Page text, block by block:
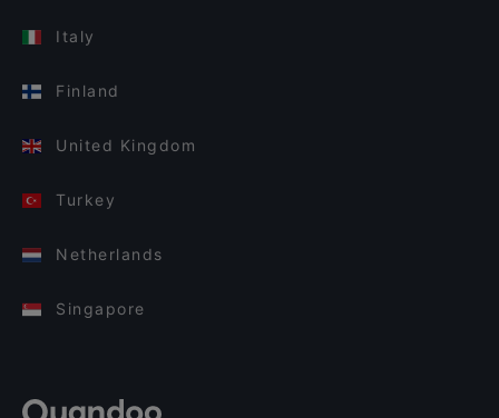
Italy
Finland
United Kingdom
Turkey
Netherlands
Singapore